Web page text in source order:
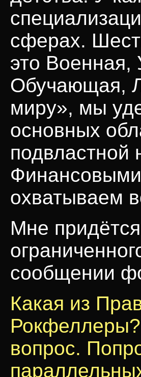
сферах.
это Военная,
Обучающая,
миру», мы
основных
подвластной
охватываем
Мне
сообщении
Какая из
вопрос.